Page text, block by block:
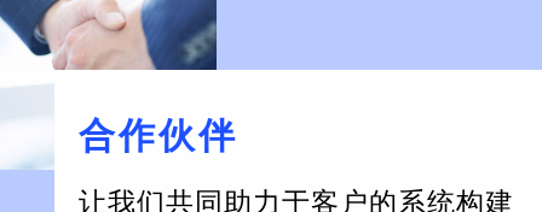
合作伙伴
让我们共同助力于客户的系统构建